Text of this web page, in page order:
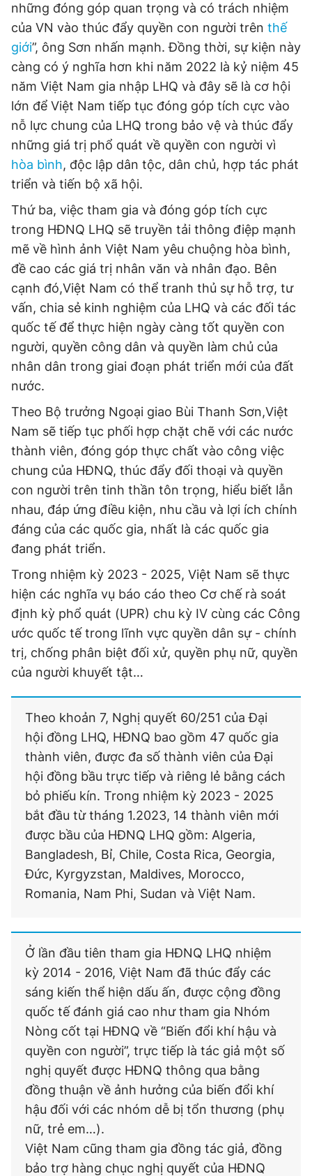
những đóng góp quan trọng và có trách nhiệm
của VN vào thúc đẩy quyền con người trên thế
giới”, ông Sơn nhấn mạnh. Đồng thời, sự kiện này
càng có ý nghĩa hơn khi năm 2022 là kỷ niệm 45
năm Việt Nam gia nhập LHQ và đây sẽ là cơ hội
lớn để Việt Nam tiếp tục đóng góp tích cực vào
nỗ lực chung của LHQ trong bảo vệ và thúc đẩy
những giá trị phổ quát về quyền con người vì
hòa bình, độc lập dân tộc, dân chủ, hợp tác phát
triển và tiến bộ xã hội.
Thứ ba, việc tham gia và đóng góp tích cực
trong HĐNQ LHQ sẽ truyền tải thông điệp mạnh
mẽ về hình ảnh Việt Nam yêu chuộng hòa bình,
đề cao các giá trị nhân văn và nhân đạo. Bên
cạnh đó,Việt Nam có thể tranh thủ sự hỗ trợ, tư
vấn, chia sẻ kinh nghiệm của LHQ và các đối tác
quốc tế để thực hiện ngày càng tốt quyền con
người, quyền công dân và quyền làm chủ của
nhân dân trong giai đoạn phát triển mới của đất
nước.
Theo Bộ trưởng Ngoại giao Bùi Thanh Sơn,Việt
Nam sẽ tiếp tục phối hợp chặt chẽ với các nước
thành viên, đóng góp thực chất vào công việc
chung của HĐNQ, thúc đẩy đối thoại và quyền
con người trên tinh thần tôn trọng, hiểu biết lẫn
nhau, đáp ứng điều kiện, nhu cầu và lợi ích chính
đáng của các quốc gia, nhất là các quốc gia
đang phát triển.
Trong nhiệm kỳ 2023 - 2025, Việt Nam sẽ thực
hiện các nghĩa vụ báo cáo theo Cơ chế rà soát
định kỳ phổ quát (UPR) chu kỳ IV cùng các Công
ước quốc tế trong lĩnh vực quyền dân sự - chính
trị, chống phân biệt đối xử, quyền phụ nữ, quyền
của người khuyết tật…
Theo khoản 7, Nghị quyết 60/251 của Đại
hội đồng LHQ, HĐNQ bao gồm 47 quốc gia
thành viên, được đa số thành viên của Đại
hội đồng bầu trực tiếp và riêng lẻ bằng cách
bỏ phiếu kín. Trong nhiệm kỳ 2023 - 2025
bắt đầu từ tháng 1.2023, 14 thành viên mới
được bầu của HĐNQ LHQ gồm: Algeria,
Bangladesh, Bỉ, Chile, Costa Rica, Georgia,
Đức, Kyrgyzstan, Maldives, Morocco,
Romania, Nam Phi, Sudan và Việt Nam.
Ở lần đầu tiên tham gia HĐNQ LHQ nhiệm
kỳ 2014 - 2016, Việt Nam đã thúc đẩy các
sáng kiến thể hiện dấu ấn, được cộng đồng
quốc tế đánh giá cao như tham gia Nhóm
Nòng cốt tại HĐNQ về “Biến đổi khí hậu và
quyền con người”, trực tiếp là tác giả một số
nghị quyết được HĐNQ thông qua bằng
đồng thuận về ảnh hưởng của biến đổi khí
hậu đối với các nhóm dễ bị tổn thương (phụ
nữ, trẻ em…).
Việt Nam cũng tham gia đồng tác giả, đồng
bảo trợ hàng chục nghị quyết của HĐNQ